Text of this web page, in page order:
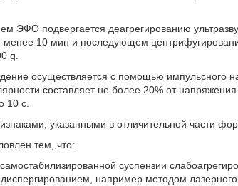
ЭФО подвергается деагрегированию
менее 10 мин и последующем
g.
осуществляется с помощью импульсного
составляет не более 20% от
10 с.
указанными в отличительной части
тем, что:
суспензии
например методом